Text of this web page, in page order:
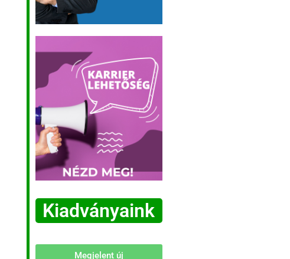
Kiadványaink
Megjelent új